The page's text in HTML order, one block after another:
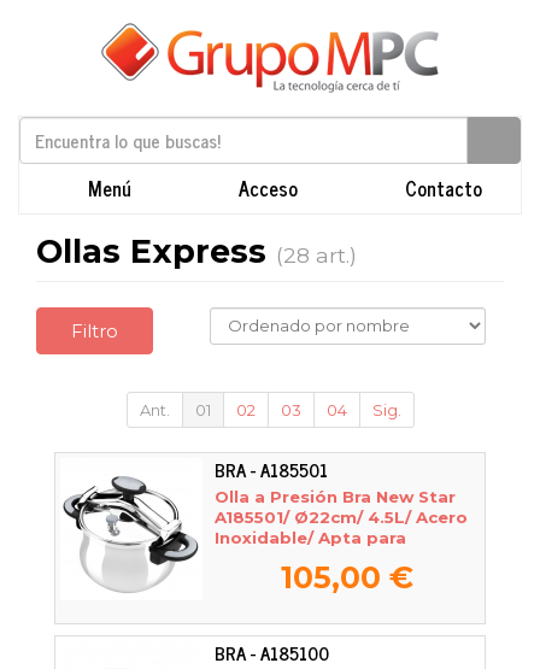
Menú Acceso Contacto
Ollas Express (28 art.)
Filtro
Ant. 01 02 03 04 Sig.
BRA - A185501
Olla a Presión Bra New Star
A185501/ Ø22cm/ 4.5L/ Acero
Inoxidable/ Apta para
105,00 €
BRA - A185100